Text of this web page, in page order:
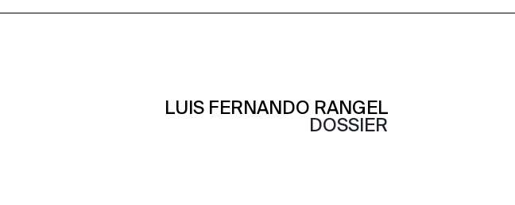
LUIS FERNANDO RANGEL
DOSSIER